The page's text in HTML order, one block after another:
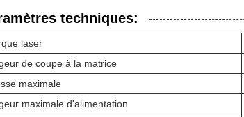
techniques:
laser
de coupe à la matrice
maximale
maximale d'alimentation